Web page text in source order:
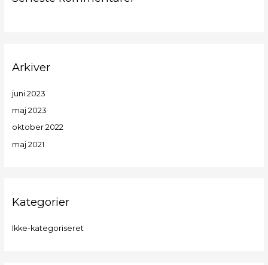
Arkiver
juni 2023
maj 2023
oktober 2022
maj 2021
Kategorier
Ikke-kategoriseret